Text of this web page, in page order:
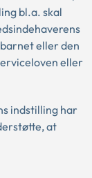
bl.a. skal
eller den
eller
indstilling har
at